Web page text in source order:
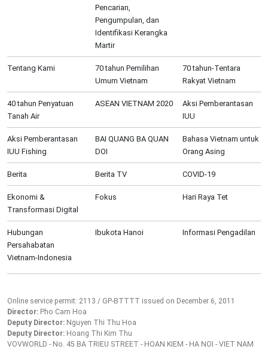
Pencarian,
Pengumpulan, dan
Identifikasi Kerangka
Martir
Tentang Kami
70 tahun Pemilihan
Umum Vietnam
70 tahun-Tentara
Rakyat Vietnam
40 tahun Penyatuan
Tanah Air
ASEAN VIETNAM 2020
Aksi Pemberantasan
IUU
Aksi Pemberantasan
IUU Fishing
BAI QUANG BA QUAN
DOI
Bahasa Vietnam untuk
Orang Asing
Berita Berita TV COVID-19
Ekonomi &
Transformasi Digital
Fokus Hari Raya Tet
Hubungan
Persahabatan
Vietnam-Indonesia
Ibukota Hanoi Informasi Pengadilan
Online service permit: 2113 / GP-BTTTT issued on December 6, 2011
Director: Pho Cam Hoa
Deputy Director: Nguyen Thi Thu Hoa
Deputy Director: Hoang Thi Kim Thu
VOVWORLD - No. 45 BA TRIEU STREET - HOAN KIEM - HA NOI - VIET NAM